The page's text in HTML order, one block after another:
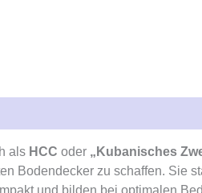
als HCC oder „Kubanisches
Bodendecker zu schaffen. Sie